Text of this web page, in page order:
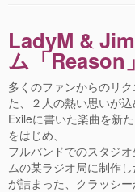
LadyM &
ム「Reason」
多くのファンからのリ
た、２人の熱い思いが
Exileに書いた楽曲を新
をはじめ、
フルバンドでのスタジ
ムの某ラジオ局に制作
が詰まった、クラッシー